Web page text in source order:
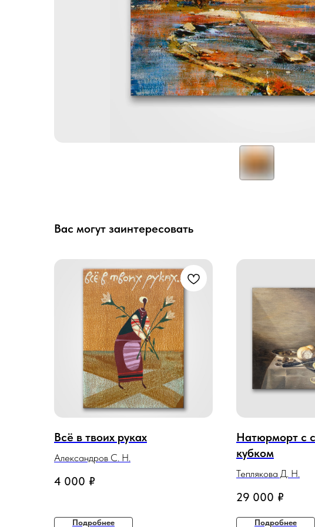
Вас могут заинтересовать
Всё в твоих руках
Александров С. Н.
4 000 ₽
Подробнее
Натюрморт с
кубком
Теплякова Д. Н.
29 000 ₽
Подробнее